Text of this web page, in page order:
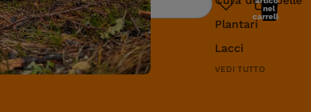
Plantari
Lacci
VEDI TUTTO
Ricerca
nel
carrello: